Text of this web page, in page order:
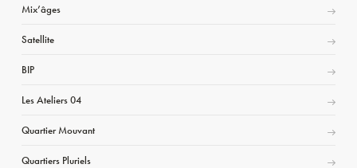
Mix’âges
Satellite
BIP
Les Ateliers 04
Quartier Mouvant
Quartiers Pluriels